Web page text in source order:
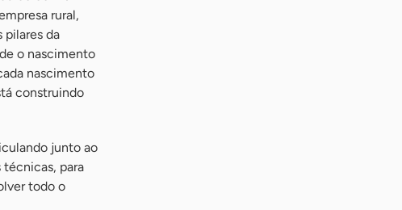
rural,
pilares da
o nascimento
nascimento
construindo
junto ao
técnicas, para
todo o